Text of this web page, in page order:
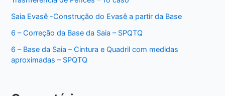
Saia Evasê -Construção do Evasê a partir da Base
6 – Correção da Base da Saia – SPQTQ
6 – Base da Saia – Cintura e Quadril com medidas
aproximadas – SPQTQ